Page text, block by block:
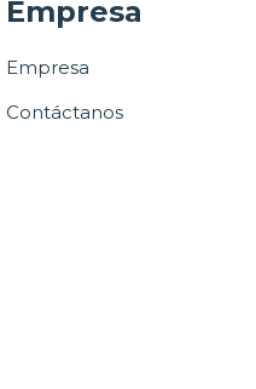
Empresa
Empresa
Contáctanos